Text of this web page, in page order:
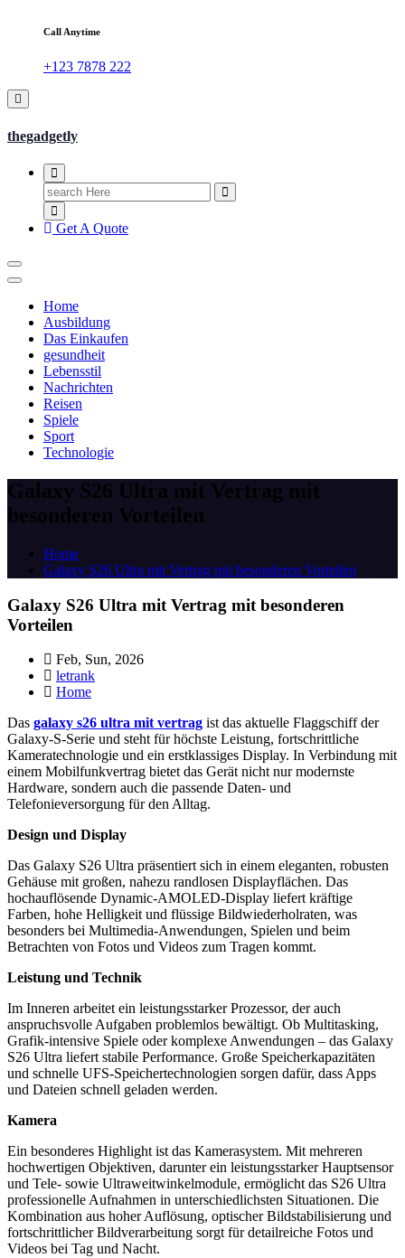
Call Anytime
+123 7878 222
thegadgetly
Search
for:
Get A Quote
Home
Ausbildung
Das Einkaufen
gesundheit
Lebensstil
Nachrichten
Reisen
Spiele
Sport
Technologie
Galaxy S26 Ultra mit Vertrag mit
besonderen Vorteilen
Home
Galaxy S26 Ultra mit Vertrag mit besonderen Vorteilen
Galaxy S26 Ultra mit Vertrag mit besonderen
Vorteilen
Feb, Sun, 2026
letrank
Home
Das galaxy s26 ultra mit vertrag ist das aktuelle Flaggschiff der
Galaxy-S-Serie und steht für höchste Leistung, fortschrittliche
Kameratechnologie und ein erstklassiges Display. In Verbindung mit
einem Mobilfunkvertrag bietet das Gerät nicht nur modernste
Hardware, sondern auch die passende Daten- und
Telefonieversorgung für den Alltag.
Design und Display
Das Galaxy S26 Ultra präsentiert sich in einem eleganten, robusten
Gehäuse mit großen, nahezu randlosen Displayflächen. Das
hochauflösende Dynamic-AMOLED-Display liefert kräftige
Farben, hohe Helligkeit und flüssige Bildwiederholraten, was
besonders bei Multimedia-Anwendungen, Spielen und beim
Betrachten von Fotos und Videos zum Tragen kommt.
Leistung und Technik
Im Inneren arbeitet ein leistungsstarker Prozessor, der auch
anspruchsvolle Aufgaben problemlos bewältigt. Ob Multitasking,
Grafik-intensive Spiele oder komplexe Anwendungen – das Galaxy
S26 Ultra liefert stabile Performance. Große Speicherkapazitäten
und schnelle UFS-Speichertechnologien sorgen dafür, dass Apps
und Dateien schnell geladen werden.
Kamera
Ein besonderes Highlight ist das Kamerasystem. Mit mehreren
hochwertigen Objektiven, darunter ein leistungsstarker Hauptsensor
und Tele- sowie Ultraweitwinkelmodule, ermöglicht das S26 Ultra
professionelle Aufnahmen in unterschiedlichsten Situationen. Die
Kombination aus hoher Auflösung, optischer Bildstabilisierung und
fortschrittlicher Bildverarbeitung sorgt für detailreiche Fotos und
Videos bei Tag und Nacht.